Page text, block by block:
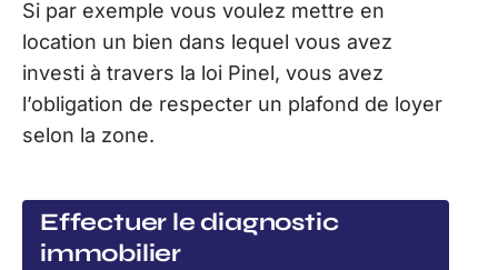
Si par exemple vous voulez mettre en
location un bien dans lequel vous avez
investi à travers la loi Pinel, vous avez
l’obligation de respecter un plafond de loyer
selon la zone.
Effectuer le diagnostic
immobilier